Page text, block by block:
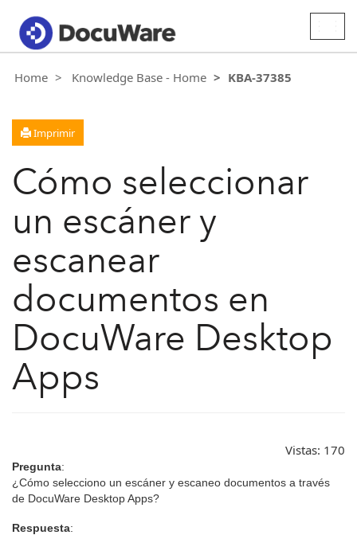
Home Knowledge Base - Home KBA-37385
Imprimir
Cómo seleccionar
un escáner y
escanear
documentos en
DocuWare Desktop
Apps
Vistas: 170
Pregunta:
¿Cómo selecciono un escáner y escaneo documentos a través
de DocuWare Desktop Apps?
Respuesta: